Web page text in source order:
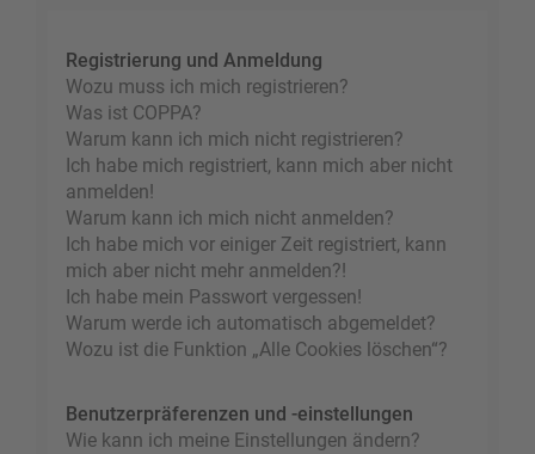
Registrierung und Anmeldung
Wozu muss ich mich registrieren?
Was ist COPPA?
Warum kann ich mich nicht registrieren?
Ich habe mich registriert, kann mich aber nicht
anmelden!
Warum kann ich mich nicht anmelden?
Ich habe mich vor einiger Zeit registriert, kann
mich aber nicht mehr anmelden?!
Ich habe mein Passwort vergessen!
Warum werde ich automatisch abgemeldet?
Wozu ist die Funktion „Alle Cookies löschen“?
Benutzerpräferenzen und -einstellungen
Wie kann ich meine Einstellungen ändern?